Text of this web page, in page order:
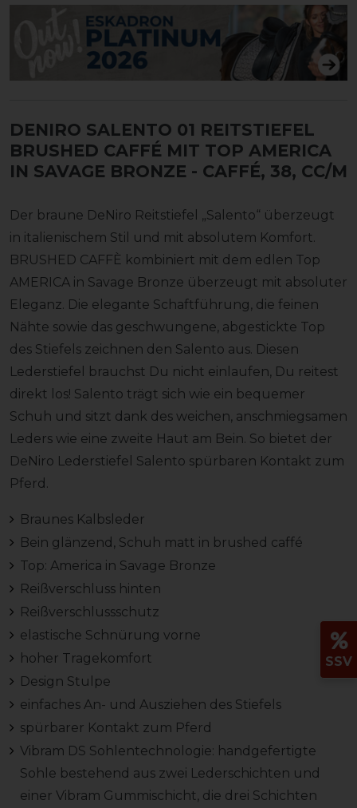
DENIRO SALENTO 01 REITSTIEFEL
BRUSHED CAFFÉ MIT TOP AMERICA
IN SAVAGE BRONZE - CAFFÉ, 38, CC/M
Der braune DeNiro Reitstiefel „Salento“ überzeugt
in italienischem Stil und mit absolutem Komfort.
BRUSHED CAFFÈ kombiniert mit dem edlen Top
AMERICA in Savage Bronze überzeugt mit absoluter
Eleganz. Die elegante Schaftführung, die feinen
Nähte sowie das geschwungene, abgestickte Top
des Stiefels zeichnen den Salento aus. Diesen
Lederstiefel brauchst Du nicht einlaufen, Du reitest
direkt los! Salento trägt sich wie ein bequemer
Schuh und sitzt dank des weichen, anschmiegsamen
Leders wie eine zweite Haut am Bein. So bietet der
DeNiro Lederstiefel Salento spürbaren Kontakt zum
Pferd.
Braunes Kalbsleder
Bein glänzend, Schuh matt in brushed caffé
Top: America in Savage Bronze
Reißverschluss hinten
Reißverschlussschutz
elastische Schnürung vorne
hoher Tragekomfort
Design Stulpe
einfaches An- und Ausziehen des Stiefels
spürbarer Kontakt zum Pferd
Vibram DS Sohlentechnologie: handgefertigte
Sohle bestehend aus zwei Lederschichten und
einer Vibram Gummischicht, die drei Schichten
SSV